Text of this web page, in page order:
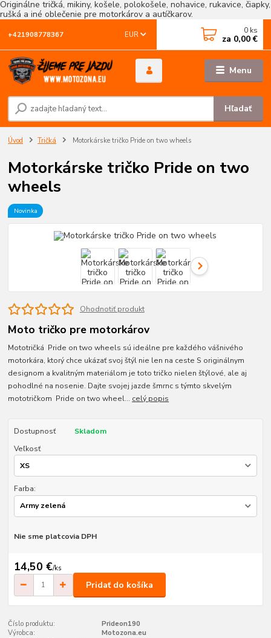
Originálne tričká, mikiny, košele, polokošele, nohavice, rukavice, čiapky,
rušká a iné oblečenie pre motorkárov a autíčkarov.
Menu
EUR
Hľadať
+421908778367 0 ks
za 0,00 €
Úvod Tričká Motorkárske tričko Pride on two wheels
Motorkárske tričko Pride on two
wheels
Novinka
Ohodnotiť produkt
Moto tričko pre motorkárov
Mototričká Pride on two wheels sú ideálne pre každého vášnivého
motorkára, ktorý chce ukázať svoj štýl nie len na ceste S originálnym
designom a kvalitným materiálom je toto tričko nielen štýlové, ale aj
pohodlné na nosenie. Dajte svojej jazde šmrnc s týmto skvelým
mototričkom Pride on two wheel... celý popis
Dostupnosť
Skladom
Veľkosť
Farba:
Nie sme platcovia DPH
14,50 €/ks
Pridať do košíka
Číslo produktu:
Prideon190
Výrobca:
Motozona.eu